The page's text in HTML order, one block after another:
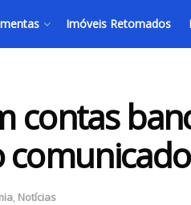
Imóveis Retomados
contas
, Notícias